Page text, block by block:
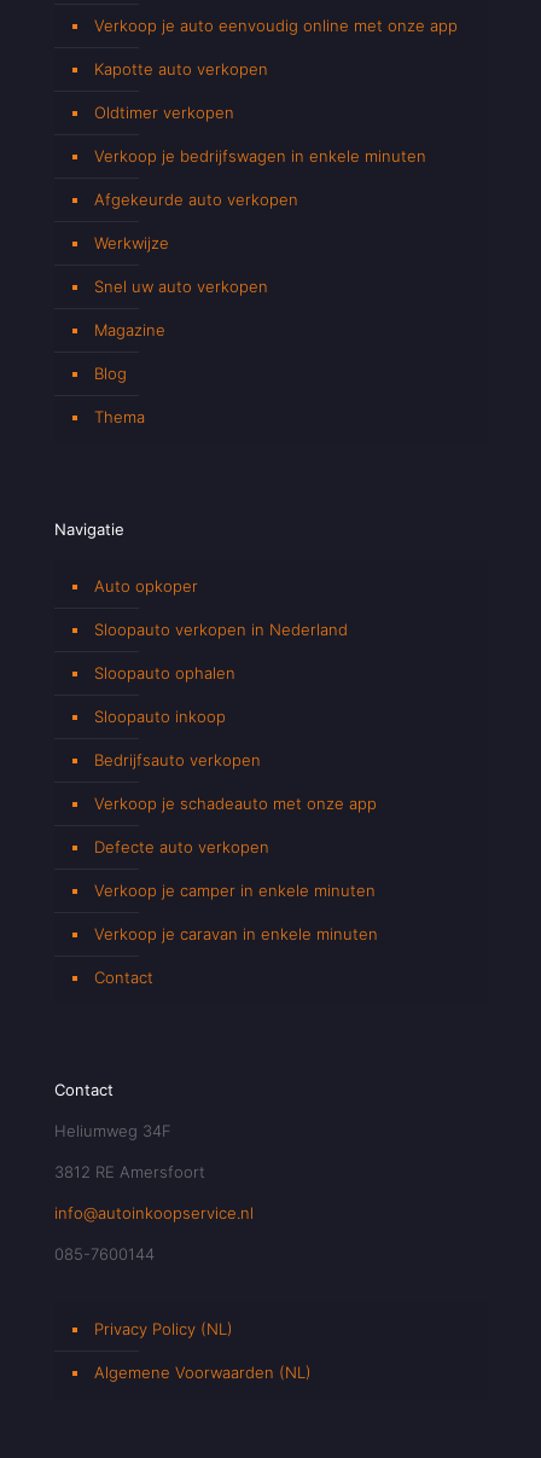
Verkoop je auto eenvoudig online met onze app
Kapotte auto verkopen
Oldtimer verkopen
Verkoop je bedrijfswagen in enkele minuten
Afgekeurde auto verkopen
Werkwijze
Snel uw auto verkopen
Magazine
Blog
Thema
Navigatie
Auto opkoper
Sloopauto verkopen in Nederland
Sloopauto ophalen
Sloopauto inkoop
Bedrijfsauto verkopen
Verkoop je schadeauto met onze app
Defecte auto verkopen
Verkoop je camper in enkele minuten
Verkoop je caravan in enkele minuten
Contact
Contact
Heliumweg 34F
3812 RE Amersfoort
info@autoinkoopservice.nl
085-7600144
Privacy Policy (NL)
Algemene Voorwaarden (NL)